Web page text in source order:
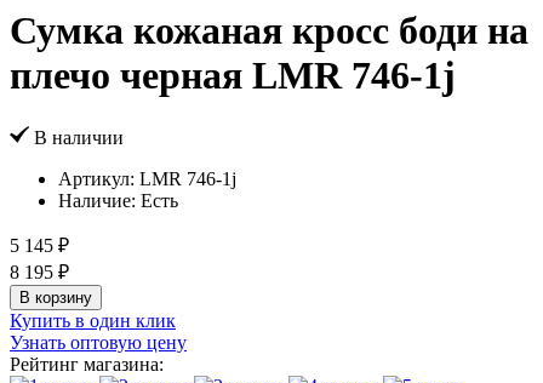
Сумка кожаная кросс боди на
плечо черная LMR 746-1j
В наличии
Артикул: LMR 746-1j
Наличие: Есть
5 145 ₽
8 195 ₽
В корзину
Купить в один клик
Узнать оптовую цену
Рейтинг магазина: